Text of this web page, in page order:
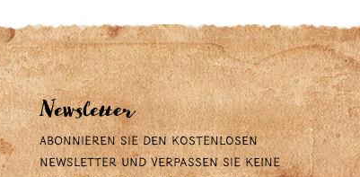
Newsletter
Abonnieren Sie den kostenlosen
Newsletter und verpassen Sie keine